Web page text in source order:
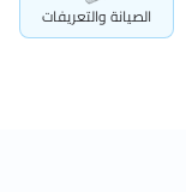
الصيانة والتعريفات